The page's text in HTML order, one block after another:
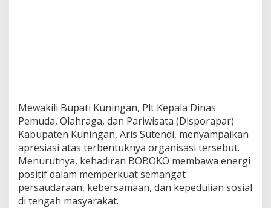
Mewakili Bupati Kuningan, Plt Kepala Dinas
Pemuda, Olahraga, dan Pariwisata (Disporapar)
Kabupaten Kuningan, Aris Sutendi, menyampaikan
apresiasi atas terbentuknya organisasi tersebut.
Menurutnya, kehadiran BOBOKO membawa energi
positif dalam memperkuat semangat
persaudaraan, kebersamaan, dan kepedulian sosial
di tengah masyarakat.